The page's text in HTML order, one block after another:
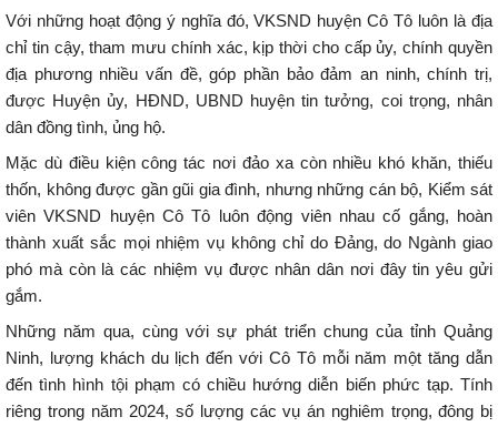
Với những hoạt động ý nghĩa đó, VKSND huyện Cô Tô luôn là địa
chỉ tin cậy, tham mưu chính xác, kịp thời cho cấp ủy, chính quyền
địa phương nhiều vấn đề, góp phần bảo đảm an ninh, chính trị,
được Huyện ủy, HĐND, UBND huyện tin tưởng, coi trọng, nhân
dân đồng tình, ủng hộ.
Mặc dù điều kiện công tác nơi đảo xa còn nhiều khó khăn, thiếu
thốn, không được gần gũi gia đình, nhưng những cán bộ, Kiểm sát
viên VKSND huyện Cô Tô luôn động viên nhau cố gắng, hoàn
thành xuất sắc mọi nhiệm vụ không chỉ do Đảng, do Ngành giao
phó mà còn là các nhiệm vụ được nhân dân nơi đây tin yêu gửi
gắm.
Những năm qua, cùng với sự phát triển chung của tỉnh Quảng
Ninh, lượng khách du lịch đến với Cô Tô mỗi năm một tăng dẫn
đến tình hình tội phạm có chiều hướng diễn biến phức tạp. Tính
riêng trong năm 2024, số lượng các vụ án nghiêm trọng, đông bị